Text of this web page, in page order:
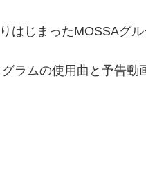
はじまったMOSSAグ
ラムの使用曲と予告動